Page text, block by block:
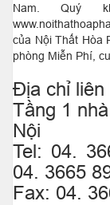
Nam. Quý
của Nội Thất Hòa
phòng Miễn Phí,
Địa chỉ liên
Tầng 1
Nội
Tel: 04.
04. 3665
Fax: 04.